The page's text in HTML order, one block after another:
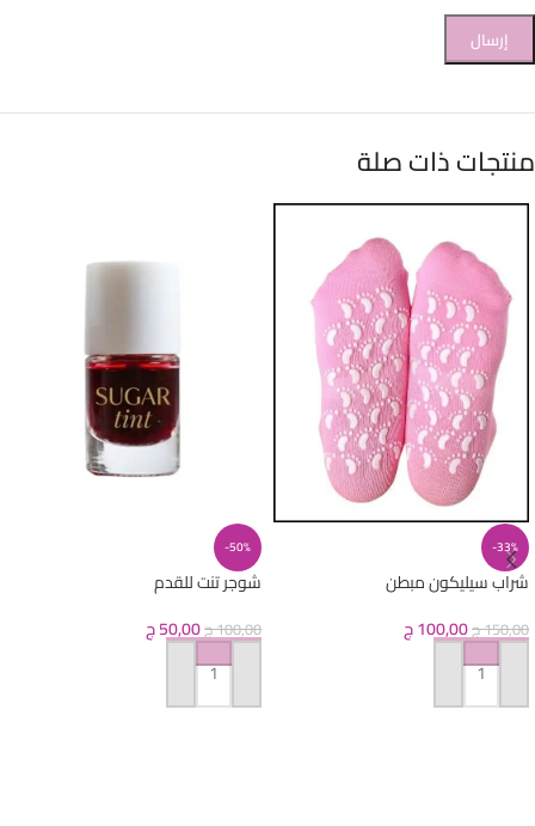
منتجات ذات صلة
-33%
شراب سيليكون مبطن
150,00ج100,00ج
إضافة إلى السلة
-50%
شوجر تنت للقدم
100,00ج50,00ج
إضافة إلى السلة